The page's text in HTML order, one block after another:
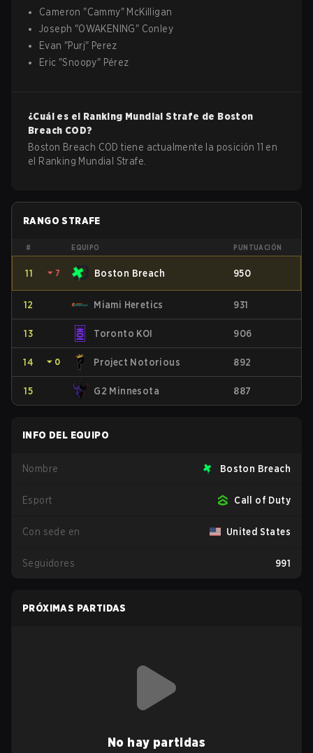
Cameron "Cammy" McKilligan
Joseph "OWAKENING" Conley
Evan "Purj" Perez
Eric "Snoopy" Pérez
¿Cuál es el Ranking Mundial Strafe de Boston
Breach COD?
Boston Breach COD tiene actualmente la posición 11 en
el Ranking Mundial Strafe.
RANGO STRAFE
# EQUIPO PUNTUACIÓN
11 ⏷ 7 Boston Breach 950
12 Miami Heretics 931
13 Toronto KOI 906
14 ⏷ 0 Project Notorious 892
15 G2 Minnesota 887
INFO DEL EQUIPO
Nombre Boston Breach
Esport Call of Duty
Con sede en United States
Seguidores 991
PRÓXIMAS PARTIDAS
No hay partidas